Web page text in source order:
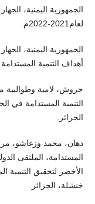
الجمهورية اليمنية،
لعام2021-2022م.
الجمهورية اليمنية،
أهداف التنمية المستدامة
الجزائر.
المستدامة، الملتقى
خنشلة، الجزائر.